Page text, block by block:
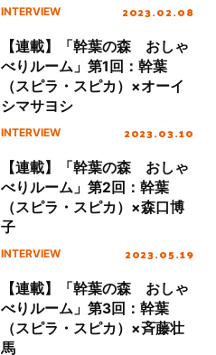
INTERVIEW 2023.02.08
【連載】「幹葉の森 おしゃ
べりルーム」第1回：幹葉
（スピラ・スピカ）×オーイ
シマサヨシ
INTERVIEW 2023.03.10
【連載】「幹葉の森 おしゃ
べりルーム」第2回：幹葉
（スピラ・スピカ）×森口博
子
INTERVIEW 2023.05.19
【連載】「幹葉の森 おしゃ
べりルーム」第3回：幹葉
（スピラ・スピカ）×斉藤壮
馬